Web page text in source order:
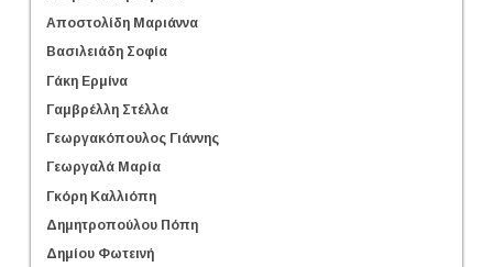
Αποστολίδη Μαριάννα
Βασιλειάδη Σοφία
Γάκη Ερμίνα
Γαμβρέλλη Στέλλα
Γεωργακόπουλος Γιάννης
Γεωργαλά Μαρία
Γκόρη Καλλιόπη
Δημητροπούλου Πόπη
Δημίου Φωτεινή